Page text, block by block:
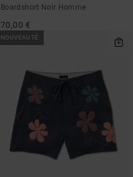
Boardshort Noir Homme
70,00 €
NOUVEAUTÉ